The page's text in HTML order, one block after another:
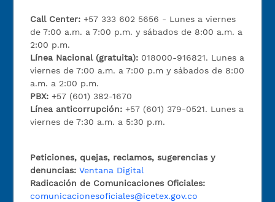
Call Center:+57 333 602 5656 - Lunes a viernes
de 7:00 a.m. a 7:00 p.m. y sábados de 8:00 a.m. a
2:00 p.m.
Línea Nacional (gratuita): 018000-916821. Lunes a
viernes de 7:00 a.m. a 7:00 p.m y sábados de 8:00
a.m. a 2:00 p.m.
PBX:+57 (601) 382-1670
Línea anticorrupción:+57 (601) 379-0521. Lunes a
viernes de 7:30 a.m. a 5:30 p.m.
Peticiones, quejas, reclamos, sugerencias y
denuncias: Ventana Digital
Radicación de Comunicaciones Oficiales:
comunicacionesoficiales@icetex.gov.co